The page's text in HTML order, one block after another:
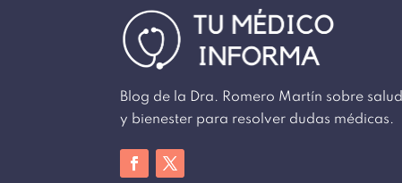
Blog de la Dra. Romero Martín sobre salud
y bienester para resolver dudas médicas.